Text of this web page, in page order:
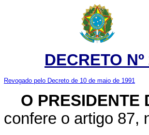
DECRETO
Revogado pelo Decreto de 10 de maio de 1991
O
confere o artigo 87,